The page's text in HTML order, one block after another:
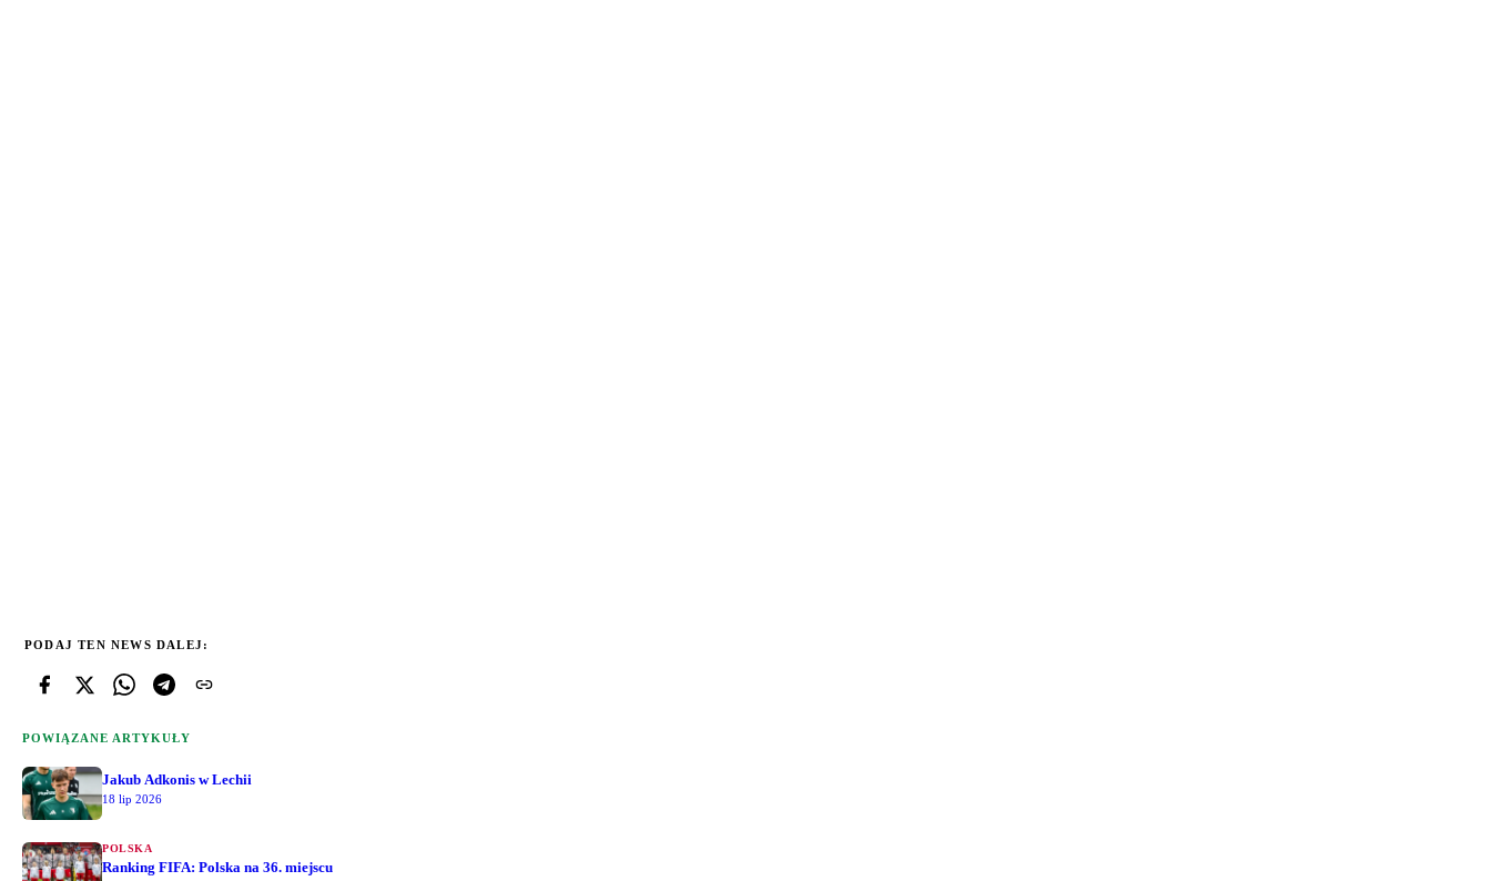
PODAJ TEN NEWS DALEJ:
POWIĄZANE ARTYKUŁY
Jakub Adkonis w Lechii
18 lip 2026
POLSKA
Ranking FIFA: Polska na 36. miejscu